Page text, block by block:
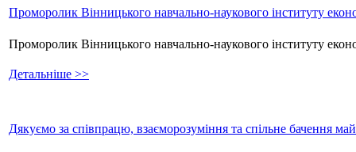
Проморолик Вінницького навчально-наукового інституту
Проморолик Вінницького навчально-наукового інституту
Детальніше >>
Дякуємо за співпрацю, взаєморозуміння та спільне бачення